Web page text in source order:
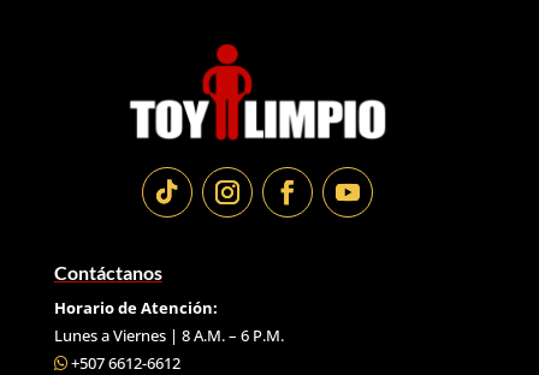
Contáctanos
Horario de Atención:
Lunes a Viernes | 8 A.M. – 6 P.M.
+507 6612-6612